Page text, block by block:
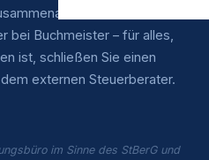
Sie haben
bei Buchmeister – für alles,
ist, schließen Sie einen
externen Steuerberater.
im Sinne des StBerG und